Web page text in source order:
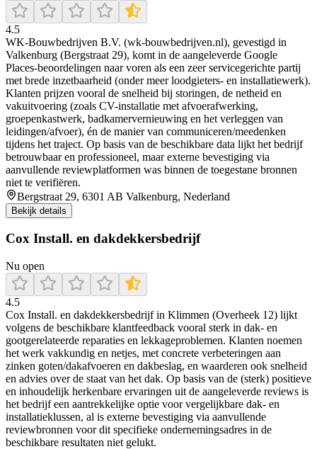
4.5
WK-Bouwbedrijven B.V. (wk-bouwbedrijven.nl), gevestigd in
Valkenburg (Bergstraat 29), komt in de aangeleverde Google
Places-beoordelingen naar voren als een zeer servicegerichte partij
met brede inzetbaarheid (onder meer loodgieters- en installatiewerk).
Klanten prijzen vooral de snelheid bij storingen, de netheid en
vakuitvoering (zoals CV-installatie met afvoerafwerking,
groepenkastwerk, badkamervernieuwing en het verleggen van
leidingen/afvoer), én de manier van communiceren/meedenken
tijdens het traject. Op basis van de beschikbare data lijkt het bedrijf
betrouwbaar en professioneel, maar externe bevestiging via
aanvullende reviewplatformen was binnen de toegestane bronnen
niet te verifiëren.
Bergstraat 29, 6301 AB Valkenburg, Nederland
Bekijk details
Cox Install. en dakdekkersbedrijf
Nu open
4.5
Cox Install. en dakdekkersbedrijf in Klimmen (Overheek 12) lijkt
volgens de beschikbare klantfeedback vooral sterk in dak- en
gootgerelateerde reparaties en lekkageproblemen. Klanten noemen
het werk vakkundig en netjes, met concrete verbeteringen aan
zinken goten/dakafvoeren en dakbeslag, en waarderen ook snelheid
en advies over de staat van het dak. Op basis van de (sterk) positieve
en inhoudelijk herkenbare ervaringen uit de aangeleverde reviews is
het bedrijf een aantrekkelijke optie voor vergelijkbare dak- en
installatieklussen, al is externe bevestiging via aanvullende
reviewbronnen voor dit specifieke ondernemingsadres in de
beschikbare resultaten niet gelukt.